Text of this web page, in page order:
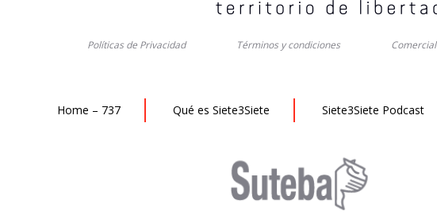
Políticas de Privacidad Términos y condiciones Comercial
Home – 737 Qué es Siete3Siete Siete3Siete Podcast